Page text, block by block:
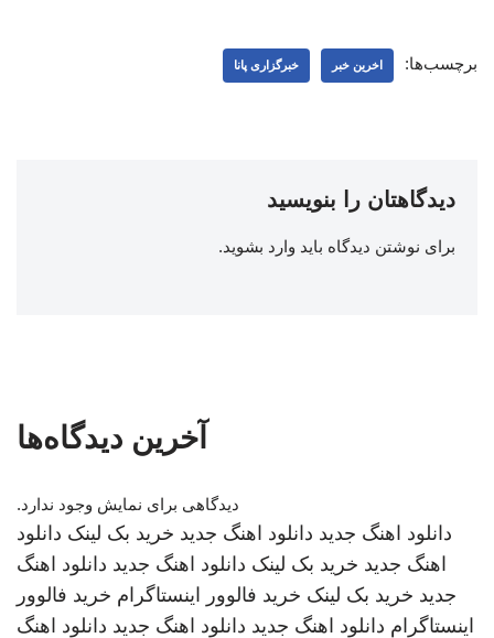
برچسب‌ها: اخرین خبر خبرگزاری پانا
دیدگاهتان را بنویسید
برای نوشتن دیدگاه باید وارد بشوید.
آخرین دیدگاه‌ها
دیدگاهی برای نمایش وجود ندارد.
دانلود اهنگ جدید دانلود اهنگ جدید خرید بک لینک دانلود
اهنگ جدید خرید بک لینک دانلود اهنگ جدید دانلود اهنگ
جدید خرید بک لینک خرید فالوور اینستاگرام خرید فالوور
اینستاگرام دانلود اهنگ جدید دانلود اهنگ جدید دانلود اهنگ